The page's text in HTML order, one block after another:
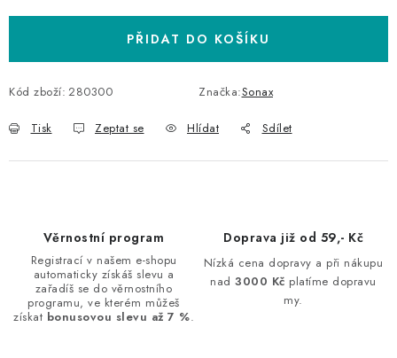
PŘIDAT DO KOŠÍKU
Kód zboží: 280300 Značka:Sonax
Tisk Zeptat se Hlídat Sdílet
Věrnostní program
Registrací v našem e-shopu
automaticky získáš slevu a
zařadíš se do věrnostního
programu, ve kterém můžeš
získat bonusovou slevu až 7 %.
Doprava již od 59,- Kč
Nízká cena dopravy a při nákupu
nad3000 Kč platíme dopravu
my.